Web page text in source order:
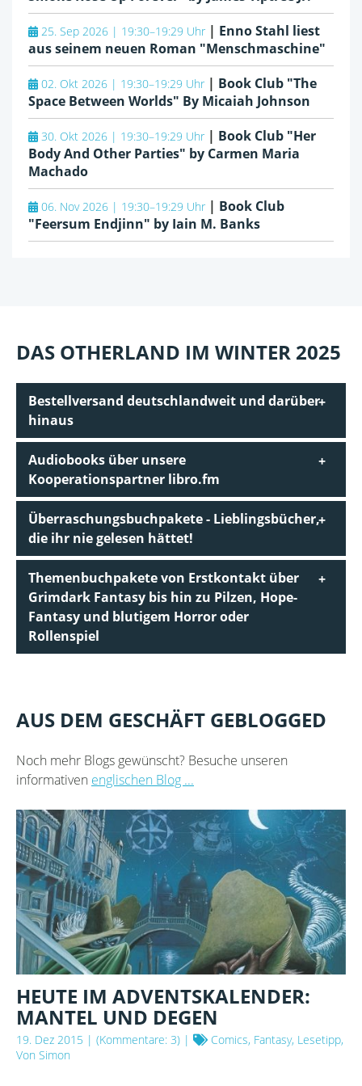
25. Sep 2026 | 19:30–19:29 Uhr | Enno Stahl liest
aus seinem neuen Roman "Menschmaschine"
02. Okt 2026 | 19:30–19:29 Uhr | Book Club "The
Space Between Worlds" By Micaiah Johnson
30. Okt 2026 | 19:30–19:29 Uhr | Book Club "Her
Body And Other Parties" by Carmen Maria
Machado
06. Nov 2026 | 19:30–19:29 Uhr | Book Club
"Feersum Endjinn" by Iain M. Banks
DAS OTHERLAND IM WINTER 2025
Bestellversand deutschlandweit und darüber
hinaus
Audiobooks über unsere
Kooperationspartner libro.fm
Überraschungsbuchpakete - Lieblingsbücher,
die ihr nie gelesen hättet!
Themenbuchpakete von Erstkontakt über
Grimdark Fantasy bis hin zu Pilzen, Hope-
Fantasy und blutigem Horror oder
Rollenspiel
AUS DEM GESCHÄFT GEBLOGGED
Noch mehr Blogs gewünscht? Besuche unseren
informativen englischen Blog ...
HEUTE IM ADVENTSKALENDER:
MANTEL UND DEGEN
19. Dez 2015 | (Kommentare: 3) |
Comics, Fantasy, Lesetipp,
Von Simon